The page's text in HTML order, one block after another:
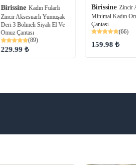
Birissine Kadın Fularlı
Zincir Aksesuarlı Yumuşak
Deri 3 Bölmeli Siyah El Ve
Omuz Çantası
(89)
229.99 ₺
Birissine Zincir
Minimal Kadın
Çantası
(66)
159.98 ₺